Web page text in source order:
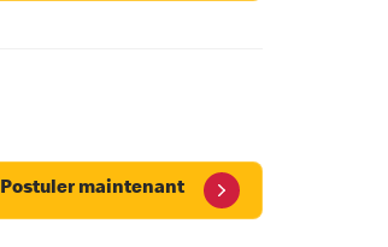
Postuler maintenant